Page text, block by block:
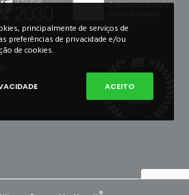
principalmente de serviços de
preferências de privacidade e/ou
de cookies.
ACEITO